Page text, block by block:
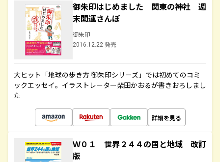
御朱印はじめました 関東の神社 週
末開運さんぽ
御朱印
2016.12.22 発売
大ヒット「地球の歩き方 御朱印シリーズ」では初めてのコミ
ックエッセイ。イラストレーター柴田かおるが書きおろしまし
た
詳細を見る
Ｗ０１ 世界２４４の国と地域 改訂
版